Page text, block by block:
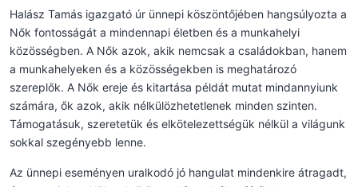
Halász Tamás igazgató úr ünnepi köszöntőjében hangsúlyozta a
Nők fontosságát a mindennapi életben és a munkahelyi
közösségben. A Nők azok, akik nemcsak a családokban, hanem
a munkahelyeken és a közösségekben is meghatározó
szereplők. A Nők ereje és kitartása példát mutat mindannyiunk
számára, ők azok, akik nélkülözhetetlenek minden szinten.
Támogatásuk, szeretetük és elkötelezettségük nélkül a világunk
sokkal szegényebb lenne.
Az ünnepi eseményen uralkodó jó hangulat mindenkire átragadt,